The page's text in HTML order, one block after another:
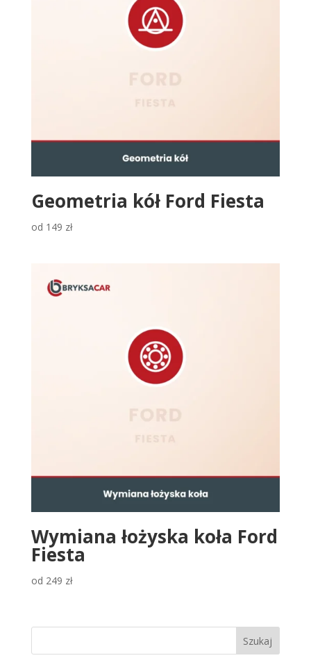
Geometria kół Ford Fiesta
od 149 zł
Wymiana łożyska koła Ford
Fiesta
od 249 zł